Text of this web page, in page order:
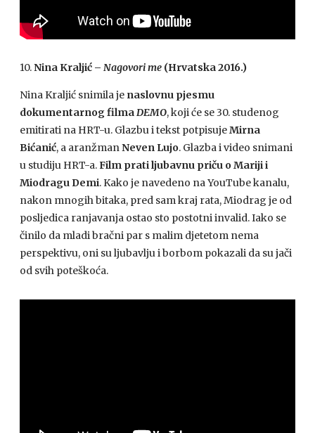
10.Nina Kraljić – Nagovori me (Hrvatska 2016.)
Nina Kraljić snimila je naslovnu pjesmu
dokumentarnog filma DEMO, koji će se 30. studenog
emitirati na HRT-u. Glazbu i tekst potpisujeMirna
Bićanić, a aranžman Neven Lujo. Glazba i video snimani
u studiju HRT-a.Film prati ljubavnu priču o Mariji i
Miodragu Demi. Kako je navedeno na YouTube kanalu,
nakon mnogih bitaka, pred sam kraj rata, Miodrag je od
posljedica ranjavanja ostao sto postotni invalid. Iako se
činilo da mladi bračni par s malim djetetom nema
perspektivu, oni su ljubavlju i borbom pokazali da su jači
od svih poteškoća.